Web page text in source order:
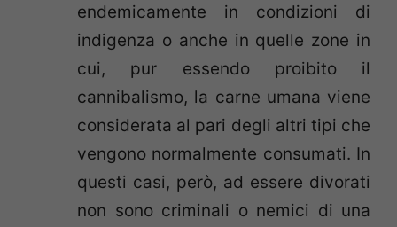
endemicamente in condizioni di
indigenza o anche in quelle zone in
cui, pur essendo proibito il
cannibalismo, la carne umana viene
considerata al pari degli altri tipi che
vengono normalmente consumati. In
questi casi, però, ad essere divorati
non sono criminali o nemici di una